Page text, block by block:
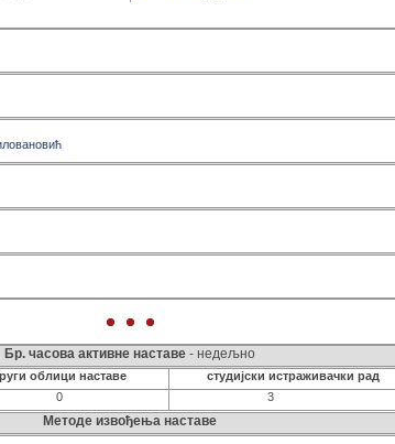
сем 3
сем 5
Одабрана
Оцена
Бр. часова активне наставе - недељно
облици наставе
студијски истраживачки рад
0 3
Методе извођења наставе